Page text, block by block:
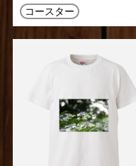
コースター